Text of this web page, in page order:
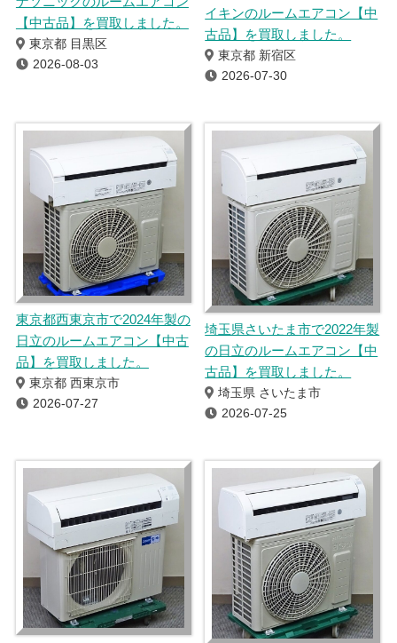
【中古品】を買取しました。
東京都 目黒区
2026-08-03
イキンのルームエアコン【中
古品】を買取しました。
東京都 新宿区
2026-07-30
東京都西東京市で2024年製の
日立のルームエアコン【中古
品】を買取しました。
東京都 西東京市
2026-07-27
埼玉県さいたま市で2022年製
の日立のルームエアコン【中
古品】を買取しました。
埼玉県 さいたま市
2026-07-25